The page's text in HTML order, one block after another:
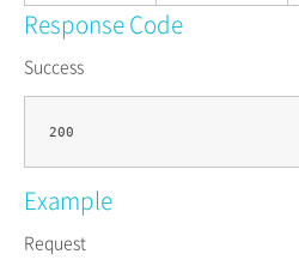
Response Code
Success
Example
Request